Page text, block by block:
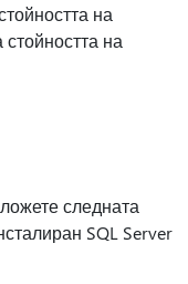
на
на
следната
SQL Server